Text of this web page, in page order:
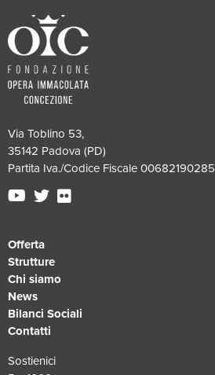
Via Toblino 53,
35142 Padova (PD)
Partita Iva./Codice Fiscale 00682190285
Offerta
Strutture
Chi siamo
News
Bilanci Sociali
Contatti
Sostienici